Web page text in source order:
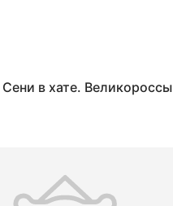
в хате. Великороссы